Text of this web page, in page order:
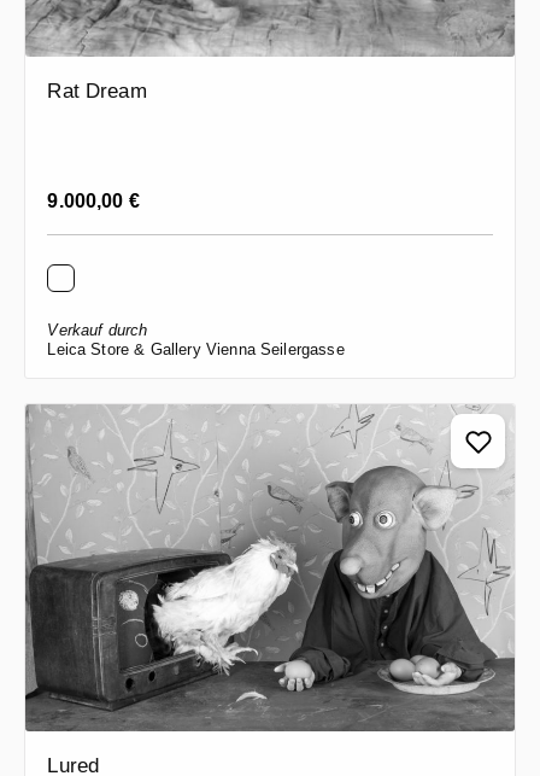
Rat Dream
Regulärer Preis:
9.000,00 €
Verkauf durch
Leica Store & Gallery Vienna Seilergasse
Lured